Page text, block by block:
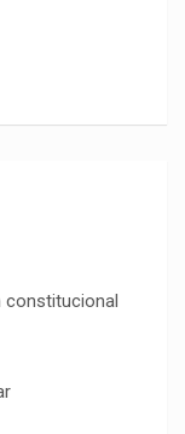
constitucional